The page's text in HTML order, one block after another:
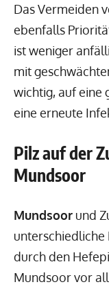
Das Vermeiden
ebenfalls
ist weniger
mit
wichtig, auf eine
eine erneute
Pilz auf der
Mundsoor
Mundsoor und
durch den
Mundsoor vor